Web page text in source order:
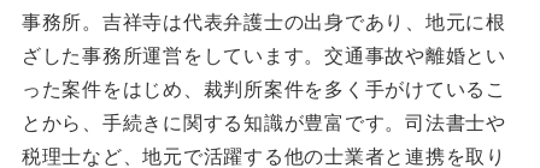
事務所。吉祥寺は代表弁護士の出身であり、地元に根
ざした事務所運営をしています。交通事故や離婚とい
った案件をはじめ、裁判所案件を多く手がけているこ
とから、手続きに関する知識が豊富です。司法書士や
税理士など、地元で活躍する他の士業者と連携を取り